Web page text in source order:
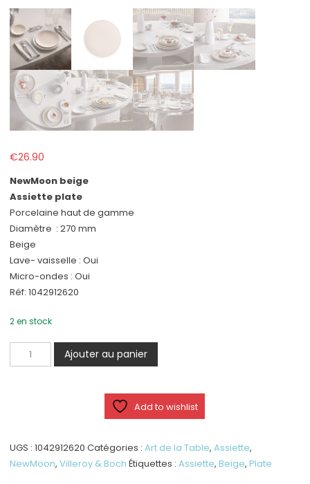
€26.90
NewMoon beige
Assiette plate
Porcelaine haut de gamme
Diamètre : 270 mm
Beige
Lave- vaisselle : Oui
Micro-ondes : Oui
Réf: 1042912620
2 en stock
quantité
de
Ajouter au panier
Add to wishlist
UGS :1042912620 Catégories :Art de la Table,Assiette,
NewMoon,Villeroy & Boch Étiquettes :Assiette,Beige,Plate